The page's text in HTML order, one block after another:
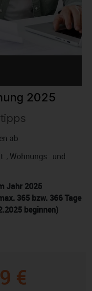
2025
ab
, Wohnungs- und
Jahr 2025
365 bzw. 366 Tage
beginnen)
€